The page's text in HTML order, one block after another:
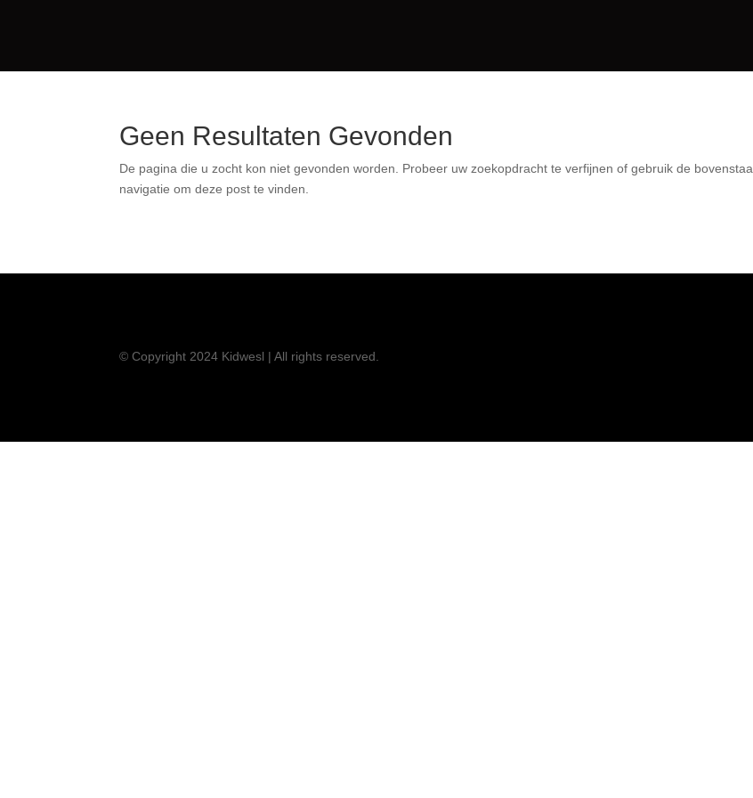
Geen Resultaten Gevonden
De pagina die u zocht kon niet gevonden worden. Probeer uw zoekopdracht te verfijnen of gebruik de
bovenstaande navigatie om deze post te vinden.
© Copyright 2024 Kidwesl | All rights reserved.